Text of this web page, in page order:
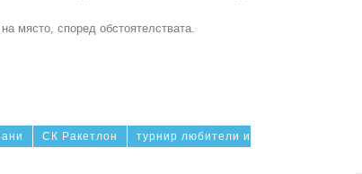
място, според обстоятелствата.
СК Ракетлон
турнир любители и